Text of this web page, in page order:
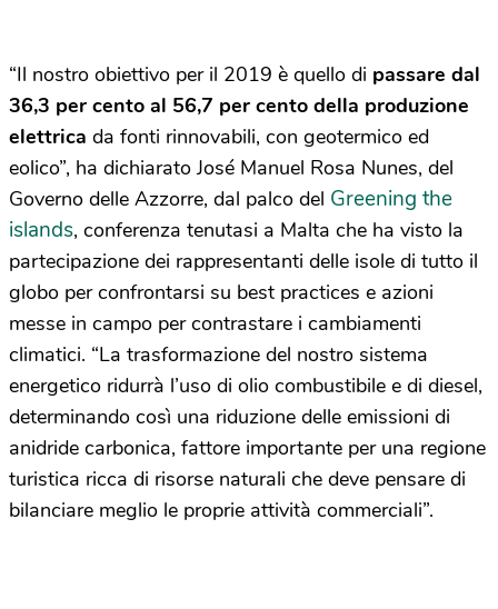
“Il nostro obiettivo per il 2019 è quello di passare dal
36,3 per cento al 56,7 per cento della produzione
elettrica da fonti rinnovabili, con geotermico ed
eolico”, ha dichiarato José Manuel Rosa Nunes, del
Governo delle Azzorre, dal palco del Greening the
islands, conferenza tenutasi a Malta che ha visto la
partecipazione dei rappresentanti delle isole di tutto il
globo per confrontarsi su best practices e azioni
messe in campo per contrastare i cambiamenti
climatici. “La trasformazione del nostro sistema
energetico ridurrà l’uso di olio combustibile e di diesel,
determinando così una riduzione delle emissioni di
anidride carbonica, fattore importante per una regione
turistica ricca di risorse naturali che deve pensare di
bilanciare meglio le proprie attività commerciali”.